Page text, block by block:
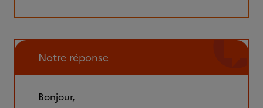
Notre réponse
Bonjour,